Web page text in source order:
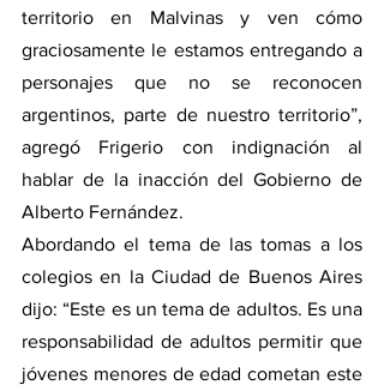
territorio en Malvinas y ven cómo
graciosamente le estamos entregando a
personajes que no se reconocen
argentinos, parte de nuestro territorio”,
agregó Frigerio con indignación al
hablar de la inacción del Gobierno de
Alberto Fernández.
Abordando el tema de las tomas a los
colegios en la Ciudad de Buenos Aires
dijo: “Este es un tema de adultos. Es una
responsabilidad de adultos permitir que
jóvenes menores de edad cometan este